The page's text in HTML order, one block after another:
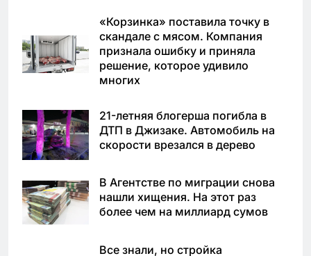
«Корзинка» поставила точку в
скандале с мясом. Компания
признала ошибку и приняла
решение, которое удивило
многих
21-летняя блогерша погибла в
ДТП в Джизаке. Автомобиль на
скорости врезался в дерево
В Агентстве по миграции снова
нашли хищения. На этот раз
более чем на миллиард сумов
Все знали, но стройка